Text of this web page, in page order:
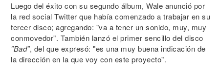
Luego del éxito con su segundo álbum, Wale anunció por
la red social Twitter que había comenzado a trabajar en su
tercer disco; agregando: "va a tener un sonido, muy, muy
conmovedor". También lanzó el primer sencillo del disco
"Bad", del que expresó: "es una muy buena indicación de
la dirección en la que voy con este proyecto".